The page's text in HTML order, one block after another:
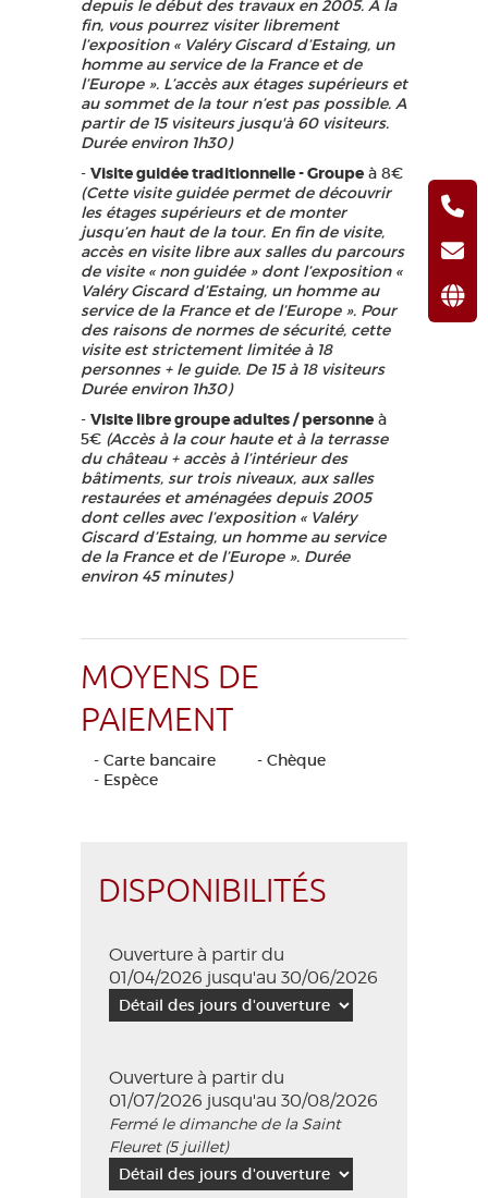
depuis le début des travaux en 2005. À la
fin, vous pourrez visiter librement
l’exposition « Valéry Giscard d’Estaing, un
homme au service de la France et de
l’Europe ». L’accès aux étages supérieurs et
au sommet de la tour n’est pas possible. A
partir de 15 visiteurs jusqu'à 60 visiteurs.
Durée environ 1h30)
- Visite guidée traditionnelle - Groupe à 8€
(Cette visite guidée permet de découvrir
les étages supérieurs et de monter
jusqu’en haut de la tour. En fin de visite,
accès en visite libre aux salles du parcours
de visite « non guidée » dont l’exposition «
Valéry Giscard d’Estaing, un homme au
service de la France et de l’Europe ». Pour
des raisons de normes de sécurité, cette
visite est strictement limitée à 18
personnes + le guide. De 15 à 18 visiteurs
Durée environ 1h30)
- Visite libre groupe adultes / personne à
5€ (Accès à la cour haute et à la terrasse
du château + accès à l’intérieur des
bâtiments, sur trois niveaux, aux salles
restaurées et aménagées depuis 2005
dont celles avec l’exposition « Valéry
Giscard d’Estaing, un homme au service
de la France et de l’Europe ». Durée
environ 45 minutes)
MOYENS DE
PAIEMENT
- Carte bancaire
- Chèque
- Espèce
DISPONIBILITÉS
Ouverture à partir du
01/04/2026 jusqu'au 30/06/2026
Ouverture à partir du
01/07/2026 jusqu'au 30/08/2026
Fermé le dimanche de la Saint
Fleuret (5 juillet)